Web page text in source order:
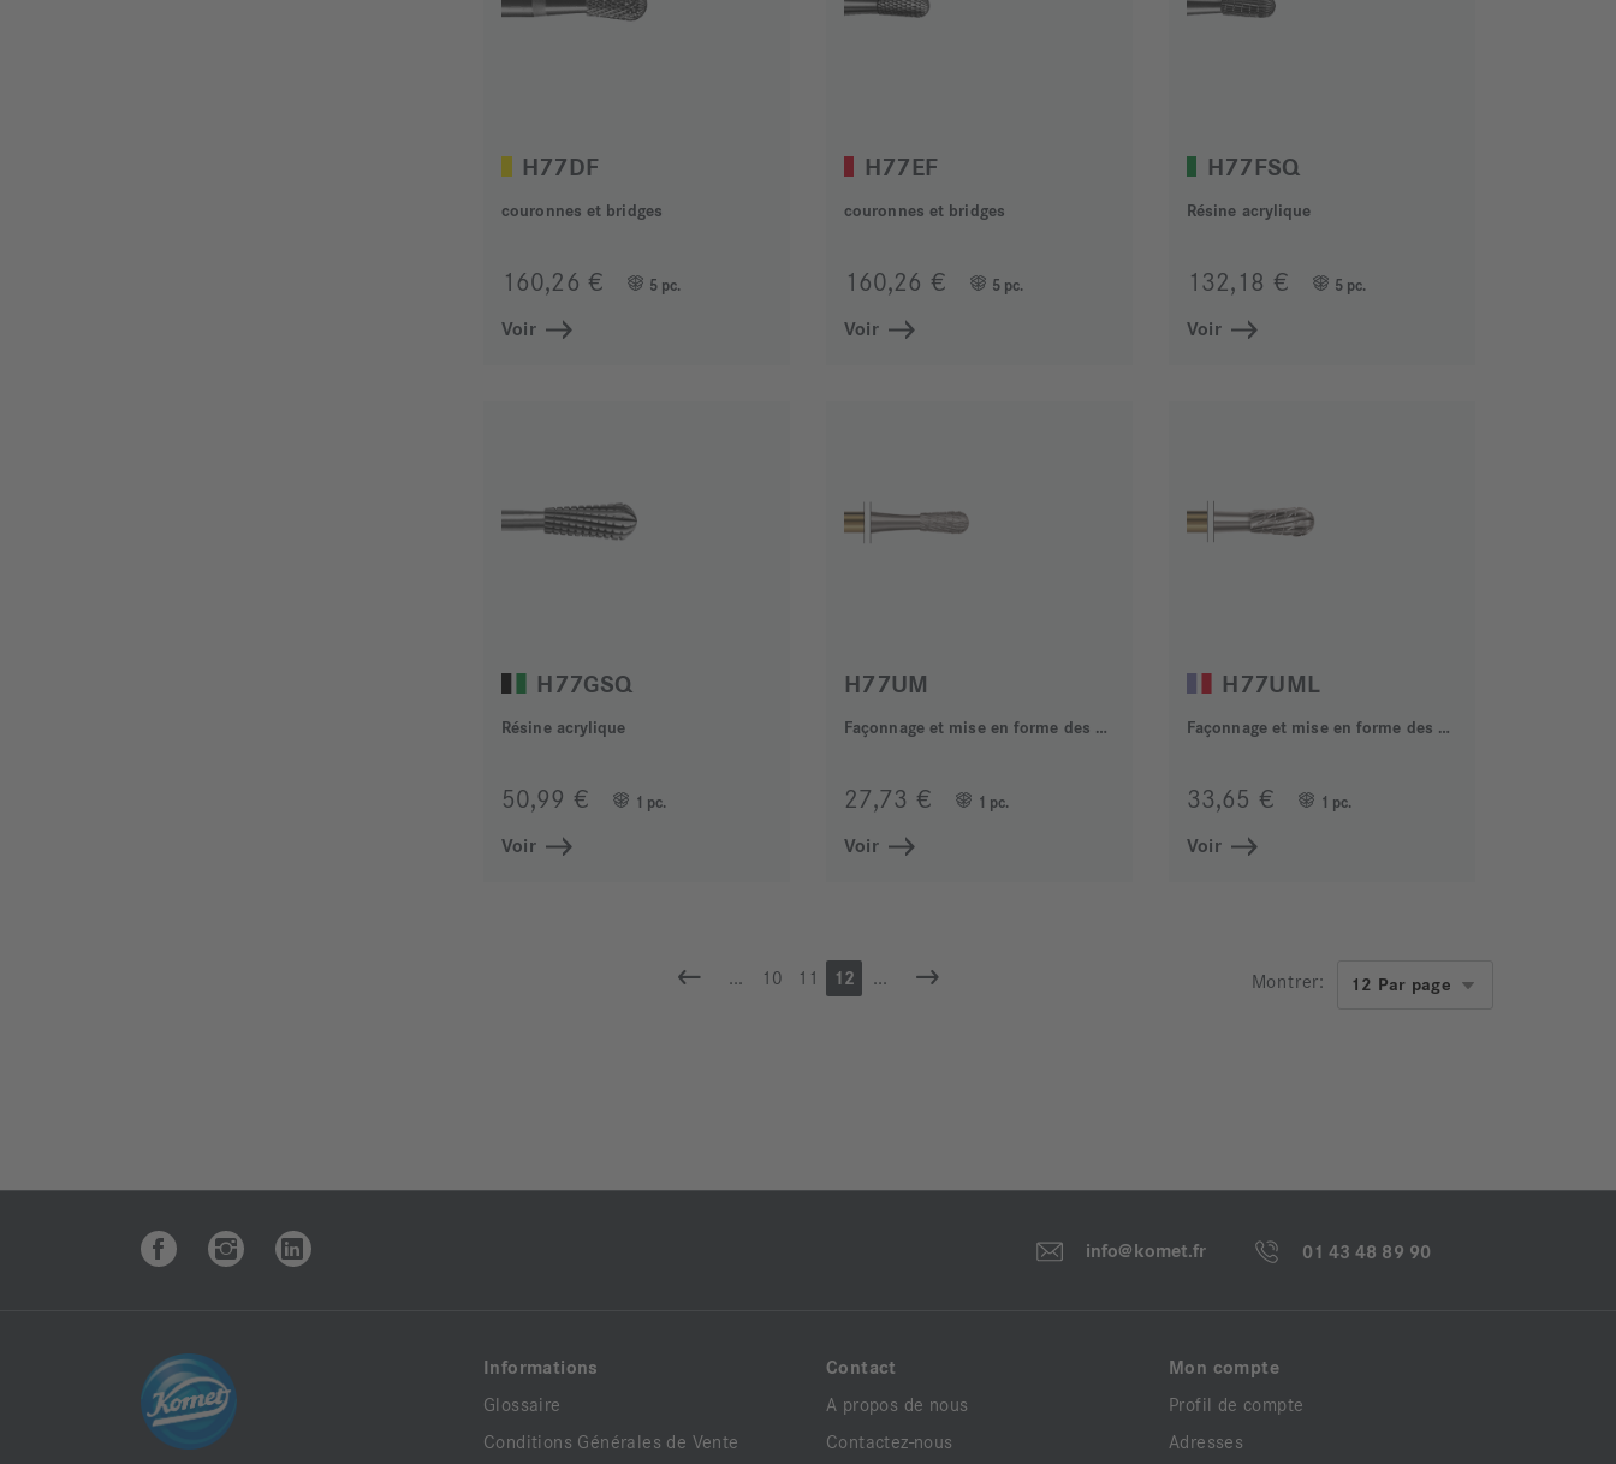
H77DF
couronnes et bridges
160,26 € 5 pc.
Voir
H77EF
couronnes et bridges
160,26 € 5 pc.
Voir
H77FSQ
Résine acrylique
132,18 € 5 pc.
Voir
H77GSQ
Résine acrylique
50,99 € 1 pc.
Voir
H77UM
Façonnage et mise en forme des alliages métalliques
27,73 € 1 pc.
Voir
H77UML
Façonnage et mise en forme des alliages métalliques
33,65 € 1 pc.
Voir
... 10 11 12 ... Montrer:
info@komet.fr 01 43 48 89 90
Informations
Glossaire
Conditions Générales de Vente
Contact
A propos de nous
Contactez-nous
Mon compte
Profil de compte
Adresses